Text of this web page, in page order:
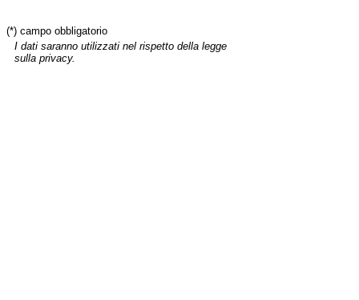
(*) campo obbligatorio
I dati saranno utilizzati nel rispetto della legge
sulla privacy.